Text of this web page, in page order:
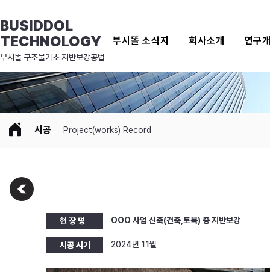
BUSIDDOL
TECHNOLOGY
부시똘 소식지 회사소개 연구
​부시똘 구조물기초 지반보강공법
시공 Project(works) Record
현 장 명 OOO 사업 신축(건축,토목) 중 지반보강
시공 시기 2024년 11월